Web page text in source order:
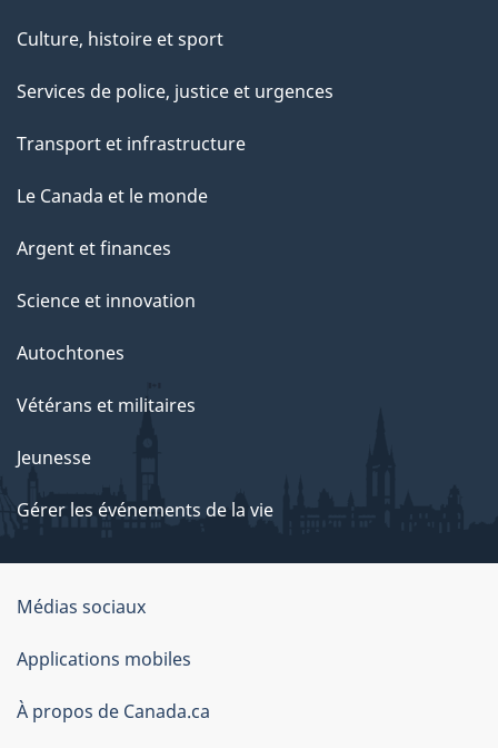
Culture, histoire et sport
Services de police, justice et urgences
Transport et infrastructure
Le Canada et le monde
Argent et finances
Science et innovation
Autochtones
Vétérans et militaires
Jeunesse
Gérer les événements de la vie
Organisation
du
gouvernement
du
Médias sociaux
Applications mobiles
À propos de Canada.ca